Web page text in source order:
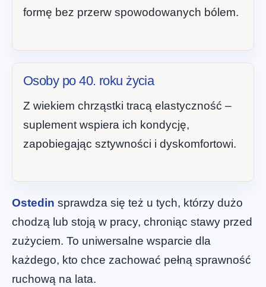
formę bez przerw spowodowanych bólem.
Osoby po 40. roku życia
Z wiekiem chrząstki tracą elastyczność –
suplement wspiera ich kondycję,
zapobiegając sztywności i dyskomfortowi.
Ostedin sprawdza się też u tych, którzy dużo
chodzą lub stoją w pracy, chroniąc stawy przed
zużyciem. To uniwersalne wsparcie dla
każdego, kto chce zachować pełną sprawność
ruchową na lata.